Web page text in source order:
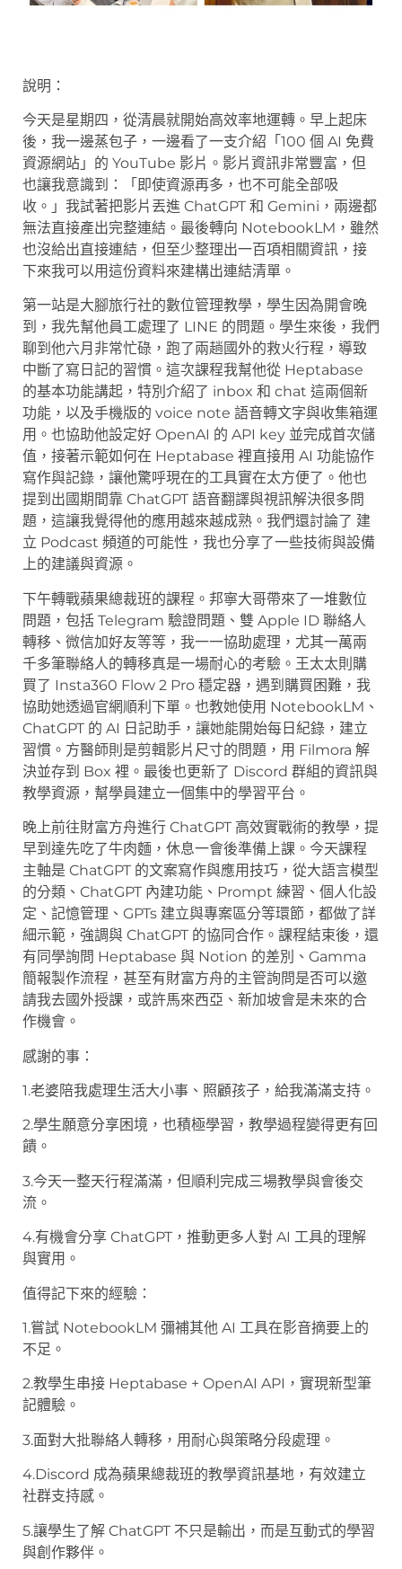
說明：
今天是星期四，從清晨就開始高效率地運轉。早上起床
後，我一邊蒸包子，一邊看了一支介紹「100 個 AI 免費
資源網站」的 YouTube 影片。影片資訊非常豐富，但
也讓我意識到：「即使資源再多，也不可能全部吸
收。」我試著把影片丟進 ChatGPT 和 Gemini，兩邊都
無法直接產出完整連結。最後轉向 NotebookLM，雖然
也沒給出直接連結，但至少整理出一百項相關資訊，接
下來我可以用這份資料來建構出連結清單。
第一站是大腳旅行社的數位管理教學，學生因為開會晚
到，我先幫他員工處理了 LINE 的問題。學生來後，我們
聊到他六月非常忙碌，跑了兩趟國外的救火行程，導致
中斷了寫日記的習慣。這次課程我幫他從 Heptabase
的基本功能講起，特別介紹了 inbox 和 chat 這兩個新
功能，以及手機版的 voice note 語音轉文字與收集箱運
用。也協助他設定好 OpenAI 的 API key 並完成首次儲
值，接著示範如何在 Heptabase 裡直接用 AI 功能協作
寫作與記錄，讓他驚呼現在的工具實在太方便了。他也
提到出國期間靠 ChatGPT 語音翻譯與視訊解決很多問
題，這讓我覺得他的應用越來越成熟。我們還討論了 建
立 Podcast 頻道的可能性，我也分享了一些技術與設備
上的建議與資源。
下午轉戰蘋果總裁班的課程。邦寧大哥帶來了一堆數位
問題，包括 Telegram 驗證問題、雙 Apple ID 聯絡人
轉移、微信加好友等等，我一一協助處理，尤其一萬兩
千多筆聯絡人的轉移真是一場耐心的考驗。王太太則購
買了 Insta360 Flow 2 Pro 穩定器，遇到購買困難，我
協助她透過官網順利下單。也教她使用 NotebookLM、
ChatGPT 的 AI 日記助手，讓她能開始每日紀錄，建立
習慣。方醫師則是剪輯影片尺寸的問題，用 Filmora 解
決並存到 Box 裡。最後也更新了 Discord 群組的資訊與
教學資源，幫學員建立一個集中的學習平台。
晚上前往財富方舟進行 ChatGPT 高效實戰術的教學，提
早到達先吃了牛肉麵，休息一會後準備上課。今天課程
主軸是 ChatGPT 的文案寫作與應用技巧，從大語言模型
的分類、ChatGPT 內建功能、Prompt 練習、個人化設
定、記憶管理、GPTs 建立與專案區分等環節，都做了詳
細示範，強調與 ChatGPT 的協同合作。課程結束後，還
有同學詢問 Heptabase 與 Notion 的差別、Gamma
簡報製作流程，甚至有財富方舟的主管詢問是否可以邀
請我去國外授課，或許馬來西亞、新加坡會是未來的合
作機會。
感謝的事：
1.老婆陪我處理生活大小事、照顧孩子，給我滿滿支持。
2.學生願意分享困境，也積極學習，教學過程變得更有回
饋。
3.今天一整天行程滿滿，但順利完成三場教學與會後交
流。
4.有機會分享 ChatGPT，推動更多人對 AI 工具的理解
與實用。
值得記下來的經驗：
1.嘗試 NotebookLM 彌補其他 AI 工具在影音摘要上的
不足。
2.教學生串接 Heptabase + OpenAI API，實現新型筆
記體驗。
3.面對大批聯絡人轉移，用耐心與策略分段處理。
4.Discord 成為蘋果總裁班的教學資訊基地，有效建立
社群支持感。
5.讓學生了解 ChatGPT 不只是輸出，而是互動式的學習
與創作夥伴。